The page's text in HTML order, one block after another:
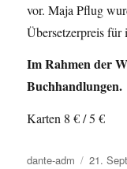
vor. Maja Pflug
Übersetzerpreis für
Im Rahmen der
Buchhandlungen.
Karten 8 € / 5 €
Autor
dante-adm 21.